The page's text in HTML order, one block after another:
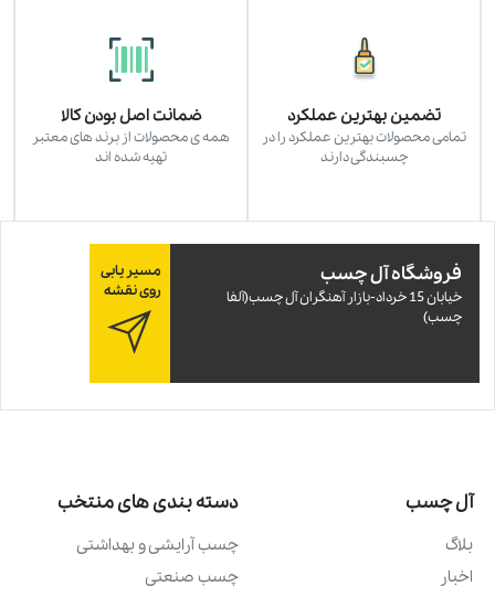
تضمین بهترین عملکرد
تمامی محصولات بهترین عملکرد را در
چسبندگی دارند
ضمانت اصل بودن کالا
همه ی محصولات از برند های معتبر
تهیه شده اند
فروشگاه آل چسب
خيابان 15 خرداد-بازار آهنگران آل چسب(آلفا
چسب)
مسیر یابی
روی نقشه
آل چسب
بلاگ
اخبار
دسته بندی های منتخب
چسب آرايشی و بهداشتی
چسب صنعتی